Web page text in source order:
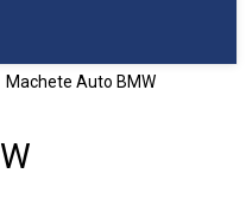
Machete Auto BMW